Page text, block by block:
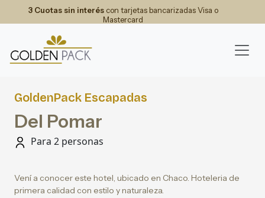
3 Cuotas sin interéscon tarjetas bancarizadas Visa o
Mastercard
GoldenPack Escapadas
Del Pomar
Para 2 personas
Vení a conocer este hotel, ubicado en Chaco. Hoteleria de
primera calidad con estilo y naturaleza.